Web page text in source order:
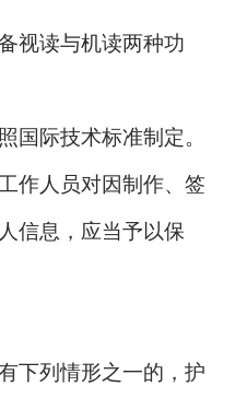
视读与机读两种功
际技术标准制定。
人员对因制作、签
信息，应当予以保
下列情形之一的，护